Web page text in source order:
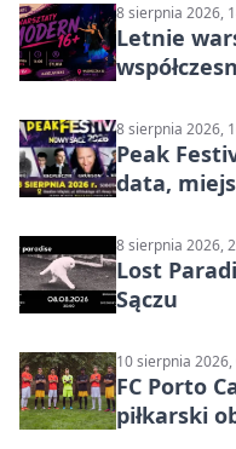
8 sierpnia 2026,
Letnie
8 sierpnia 2026,
Peak
data,
8 sierpnia 2026,
Lost
Sączu
10 sierpnia 2026,
FC Porto
piłkarski